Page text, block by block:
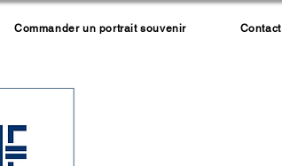
Commander un portrait souvenir Contact